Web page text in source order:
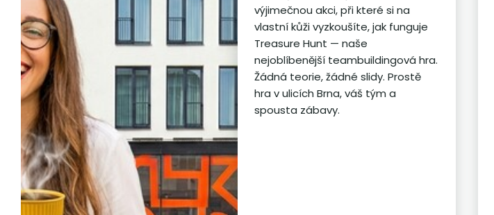
výjimečnou akci, při které si na
vlastní kůži vyzkoušíte, jak funguje
Treasure Hunt — naše
nejoblíbenější teambuildingová hra.
Žádná teorie, žádné slidy. Prostě
hra v ulicích Brna, váš tým a
spousta zábavy.